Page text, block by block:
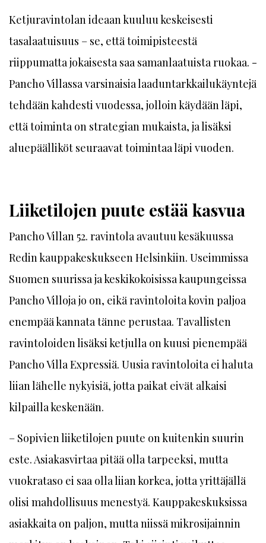
Ketjuravintolan ideaan kuuluu keskeisesti
tasalaatuisuus – se, että toimipisteestä
riippumatta jokaisesta saa samanlaatuista ruokaa. ­
Pancho Villassa varsinaisia laaduntarkkailukäyntejä
tehdään kahdesti vuodessa, jolloin käydään läpi,
että toiminta on strategian mukaista, ja lisäksi
aluepäälliköt seuraavat toimintaa läpi vuoden.
Liiketilojen puute estää kasvua
Pancho Villan 52. ravintola avautuu kesäkuussa
Redin kauppakeskukseen Helsinkiin. Useimmissa
Suomen suurissa ja keskikokoisissa kaupungeissa
Pancho Villoja jo on, eikä ravintoloita kovin paljoa
enempää kannata tänne perustaa. Tavallisten
ravintoloiden lisäksi ketjulla on kuusi pienempää
Pancho Villa Expressiä. Uusia ravintoloita ei haluta
liian lähelle nykyisiä, jotta paikat eivät alkaisi
kilpailla keskenään.
– Sopivien liiketilojen puute on kuitenkin suurin
este. Asiakasvirtaa pitää olla tarpeeksi, mutta
vuokrataso ei saa olla liian korkea, jotta yrittäjällä
olisi mahdollisuus menestyä. Kauppakeskuksissa
asiakkaita on paljon, mutta niissä mikrosijainnin